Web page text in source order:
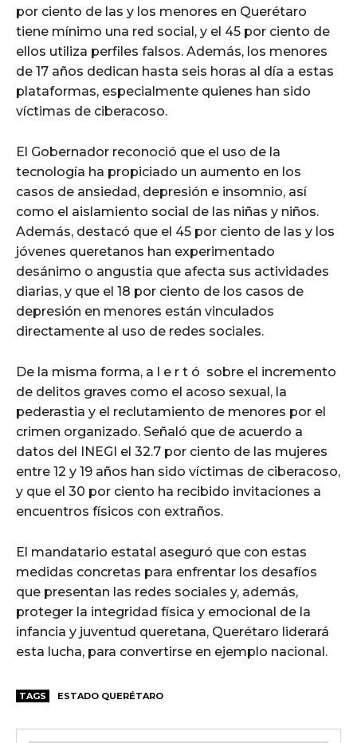
por ciento de las y los menores en Querétaro
tiene mínimo una red social, y el 45 por ciento de
ellos utiliza perfiles falsos. Además, los menores
de 17 años dedican hasta seis horas al día a estas
plataformas, especialmente quienes han sido
víctimas de ciberacoso.
El Gobernador reconoció que el uso de la
tecnología ha propiciado un aumento en los
casos de ansiedad, depresión e insomnio, así
como el aislamiento social de las niñas y niños.
Además, destacó que el 45 por ciento de las y los
jóvenes queretanos han experimentado
desánimo o angustia que afecta sus actividades
diarias, y que el 18 por ciento de los casos de
depresión en menores están vinculados
directamente al uso de redes sociales.
De la misma forma, a l e r t ó sobre el incremento
de delitos graves como el acoso sexual, la
pederastia y el reclutamiento de menores por el
crimen organizado. Señaló que de acuerdo a
datos del INEGI el 32.7 por ciento de las mujeres
entre 12 y 19 años han sido víctimas de ciberacoso,
y que el 30 por ciento ha recibido invitaciones a
encuentros físicos con extraños.
El mandatario estatal aseguró que con estas
medidas concretas para enfrentar los desafíos
que presentan las redes sociales y, además,
proteger la integridad física y emocional de la
infancia y juventud queretana, Querétaro liderará
esta lucha, para convertirse en ejemplo nacional.
TAGS ESTADO QUERÉTARO